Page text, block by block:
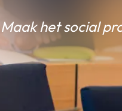
Maak het social